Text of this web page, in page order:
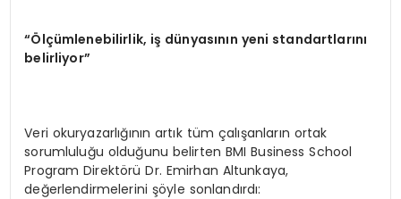
“Ölçümlenebilirlik, iş dünyasının yeni standartlarını
belirliyor”
Veri okuryazarlığının artık tüm çalışanların ortak
sorumluluğu olduğunu belirten BMI Business School
Program Direktörü Dr. Emirhan Altunkaya,
değerlendirmelerini şöyle sonlandırdı: